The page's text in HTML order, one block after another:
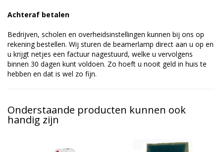
Achteraf betalen
Bedrijven, scholen en overheidsinstellingen kunnen bij ons op
rekening bestellen. Wij sturen de beamerlamp direct aan u op en
u krijgt netjes een factuur nagestuurd, welke u vervolgens
binnen 30 dagen kunt voldoen. Zo hoeft u nooit geld in huis te
hebben en dat is wel zo fijn.
Onderstaande producten kunnen ook
handig zijn